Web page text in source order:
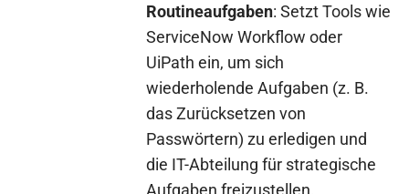
Routineaufgaben: Setzt Tools wie
ServiceNow Workflow oder
UiPath ein, um sich
wiederholende Aufgaben (z. B.
das Zurücksetzen von
Passwörtern) zu erledigen und
die IT-Abteilung für strategische
Aufgaben freizustellen.